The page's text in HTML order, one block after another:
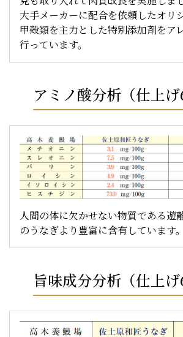
大手メーカーに配合を依頼したオリ
甲殻類を主力とした特別添加剤をア
行っています。
アミノ酸分析（仕上げ
人間の体に欠かせない物質である遊
のうなぎより豊富に含有しています。
旨味成分分析（仕上げ